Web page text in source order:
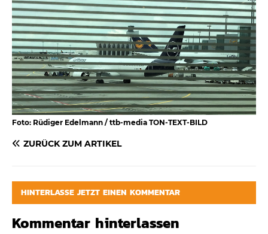
Foto: Rüdiger Edelmann / ttb-media TON-TEXT-BILD
ZURÜCK ZUM ARTIKEL
HINTERLASSE JETZT EINEN KOMMENTAR
Kommentar hinterlassen